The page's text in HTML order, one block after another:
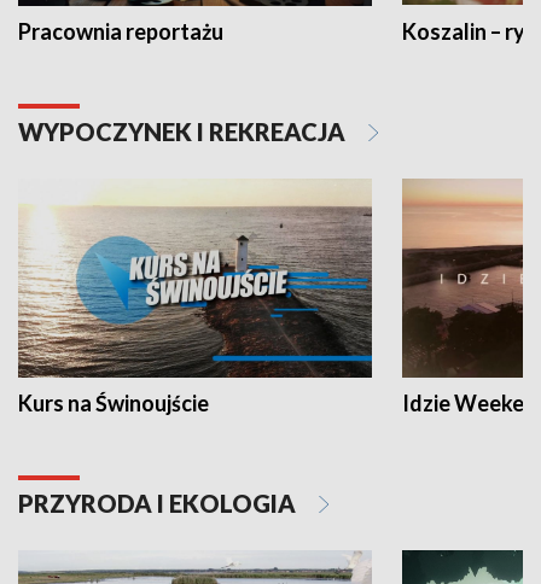
Pracownia reportażu Koszalin –
WYPOCZYNEK I REKREACJA
Kurs na Świnoujście Idzie
PRZYRODA I EKOLOGIA